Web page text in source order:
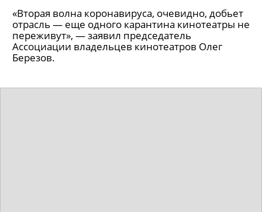
«Вторая волна коронавируса, очевидно, добьет
отрасль — еще одного карантина кинотеатры не
переживут», — заявил председатель
Ассоциации владельцев кинотеатров Олег
Березов.